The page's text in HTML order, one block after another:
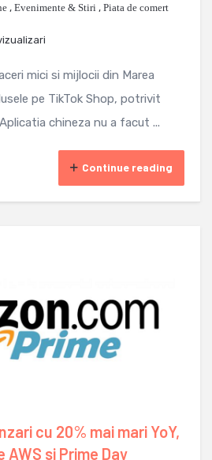
, Evenimente & Stiri , Piata de comert
mici si mijlocii din Marea
pe TikTok Shop, potrivit
chineza nu a facut ...
Continue reading
cu 20% mai mari YoY,
AWS si Prime Day